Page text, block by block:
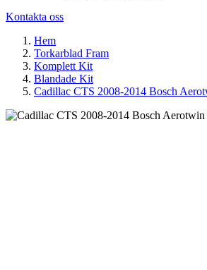
Kontakta oss
Hem
Torkarblad Fram
Komplett Kit
Blandade Kit
Cadillac CTS 2008-2014 Bosch